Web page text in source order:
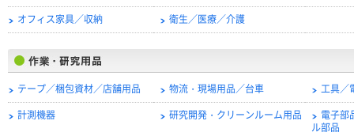
オフィス家具／収納 衛生／医療／介護
テープ／梱包資材／店舗用品 物流・現場用品／台車 工具／
計測機器 研究開発・クリーンルーム用品
電子部
ル部品